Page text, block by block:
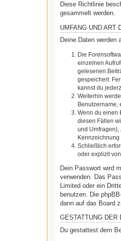
Diese Richtlinie
gesammelt werden.
UMFANG UND ART
Deine Daten werden
Die
einzelnen
gelesenen
gespeichert.
kannst du
Weiterhin
Benutzername,
Wenn du einen
diesen Fällen
und Umfragen),
Schließlich
oder explizit
Dein Passwort wird
verwenden. Das
Limited oder ein
benutzen. Die
dann auf das Board
GESTATTUNG DER
Du gestattest dem